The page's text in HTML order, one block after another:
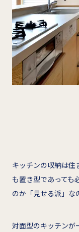
キッチンの収納は住
も置き型であっても
のか「見せる派」な
対面型のキッチンが